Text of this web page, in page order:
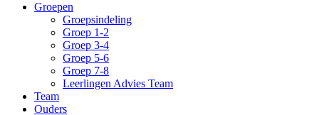
Groepen
Groepsindeling
Groep 1-2
Groep 3-4
Groep 5-6
Groep 7-8
Leerlingen Advies Team
Team
Ouders